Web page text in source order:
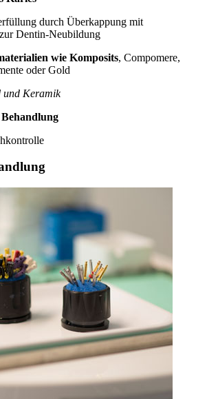
durch Überkappung mit
Dentin-Neubildung
wie Komposits, Compomere,
oder Gold
und Keramik